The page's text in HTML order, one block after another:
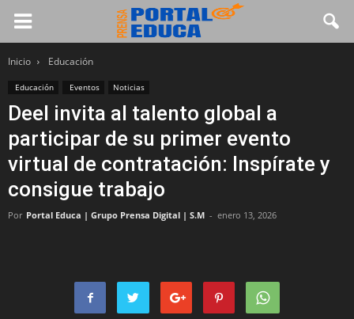
Inicio Educación
Educación Eventos Noticias
Deel invita al talento global a
participar de su primer evento
virtual de contratación: Inspírate y
consigue trabajo
Por Portal Educa | Grupo Prensa Digital | S.M - enero 13, 2026